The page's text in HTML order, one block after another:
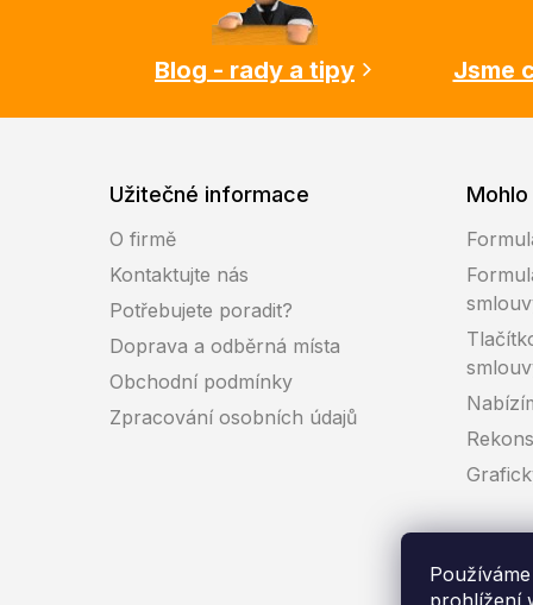
prohlížení
Blog - rady a tipy
Jsme
Užitečné informace
O firmě
Kontaktujte nás
Potřebujete poradit?
Doprava a odběrná místa
Obchodní podmínky
Zpracování osobních údajů